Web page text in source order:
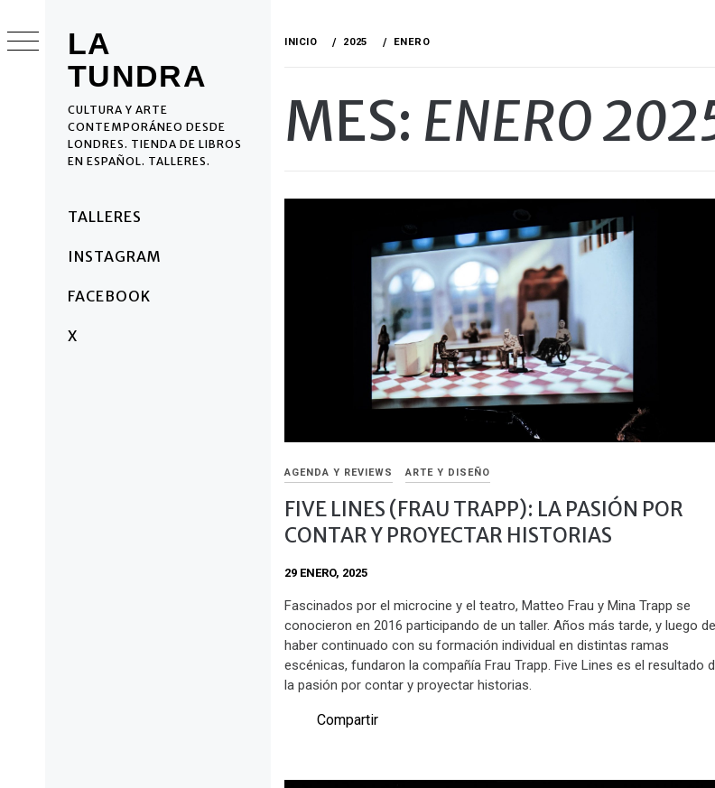
LA
TUNDRA
CULTURA Y ARTE
CONTEMPORÁNEO DESDE
LONDRES. TIENDA DE LIBROS
EN ESPAÑOL. TALLERES.
principal
TALLERES
INSTAGRAM
FACEBOOK
X
al
contenido
INICIO 2025 ENERO
MES: ENERO
AGENDA Y REVIEWS ARTE Y DISEÑO
FIVE LINES (FRAU TRAPP): LA PASIÓN POR
CONTAR Y PROYECTAR HISTORIAS
29 ENERO, 2025
Fascinados por el microcine y el teatro, Matteo Frau y Mina Trapp se
conocieron en 2016 participando de un taller. Años más tarde, y luego de
haber continuado con su formación individual en distintas ramas
escénicas, fundaron la compañía Frau Trapp. Five Lines es el resultado
la pasión por contar y proyectar historias.
Compartir